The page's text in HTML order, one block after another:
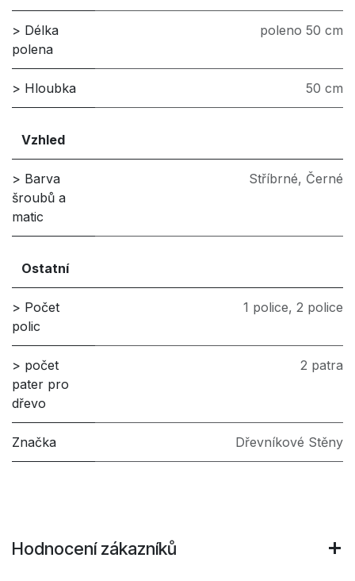
> Délka
polena
poleno 50 cm
> Hloubka 50 cm
Vzhled
> Barva
šroubů a
matic
Stříbrné, Černé
Ostatní
> Počet
polic
1 police, 2 police
> počet
pater pro
dřevo
2 patra
Značka Dřevníkové Stěny
Hodnocení zákazníků